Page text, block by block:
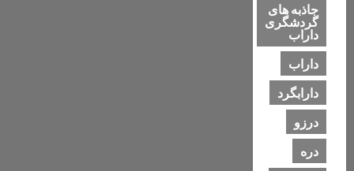
جاذبه های
گردشگری
داراب
داراب
دارابگرد
درزو
دره